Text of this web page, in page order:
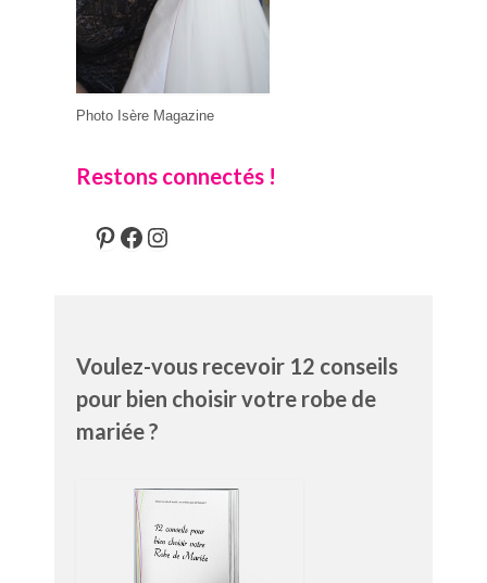
Photo Isère Magazine
Restons connectés !
Pinterest
Facebook
Instagram
Voulez-vous recevoir 12 conseils
pour bien choisir votre robe de
mariée ?